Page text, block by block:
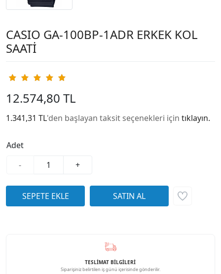
CASIO GA-100BP-1ADR ERKEK KOL
SAATİ
12.574,80 TL
1.341,31 TL'den başlayan taksit seçenekleri için tıklayın.
Adet
-
+
TESLİMAT BİLGİLERİ
Siparişiniz belirtilen iş günü içerisinde gönderilir.